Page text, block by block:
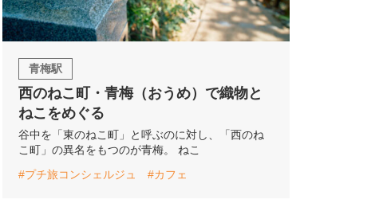
青梅駅
西のねこ町・青梅（おうめ）で織物と
ねこをめぐる
谷中を「東のねこ町」と呼ぶのに対し、「西のね
こ町」の異名をもつのが青梅。 ねこ
#プチ旅コンシェルジュ
#カフェ